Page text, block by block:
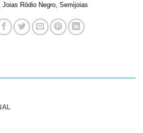
Joias Ródio Negro Semijoias